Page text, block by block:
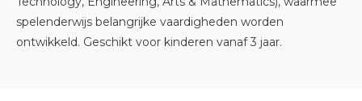
spelenderwijs belangrijke vaardigheden worden
ontwikkeld. Geschikt voor kinderen vanaf 3 jaar.